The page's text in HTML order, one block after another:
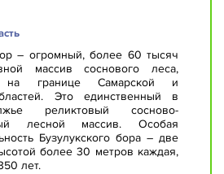
– огромный, более 60 тысяч
массив соснового леса,
на границе Самарской и
Это единственный в
реликтовый сосново-
лесной массив. Особая
Бузулукского бора – две
более 30 метров каждая,
лет.